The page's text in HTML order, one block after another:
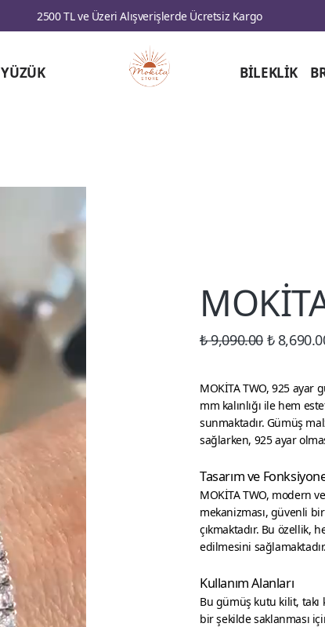
2500 TL ve Üzeri Alışverişlerde Ücretsiz Kargo
YÜZÜK BİLEKLİK
₺ 9,090.00 ₺
MOKİTA TWO, 925
mm kalınlığı ile hem
sunmaktadır. Gümüş
sağlarken, 925 ayar
Tasarım ve
MOKİTA TWO, modern
mekanizması, güvenli
çıkmaktadır. Bu özellik,
edilmesini
Kullanım Alanları
Bu gümüş kutu kilit,
bir şekilde saklanması